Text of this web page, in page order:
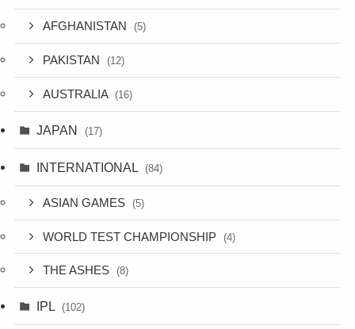
AFGHANISTAN (5)
PAKISTAN (12)
AUSTRALIA (16)
JAPAN (17)
INTERNATIONAL (84)
ASIAN GAMES (5)
WORLD TEST CHAMPIONSHIP (4)
THE ASHES (8)
IPL (102)